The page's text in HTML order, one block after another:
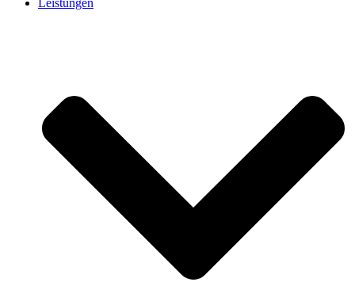
Leistungen